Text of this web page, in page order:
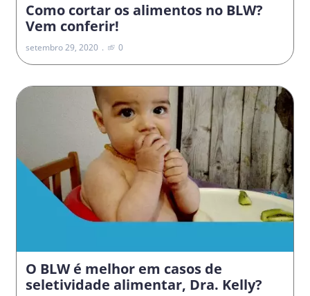
Como cortar os alimentos no BLW?
Vem conferir!
setembro 29, 2020 0
O BLW é melhor em casos de
seletividade alimentar, Dra. Kelly?